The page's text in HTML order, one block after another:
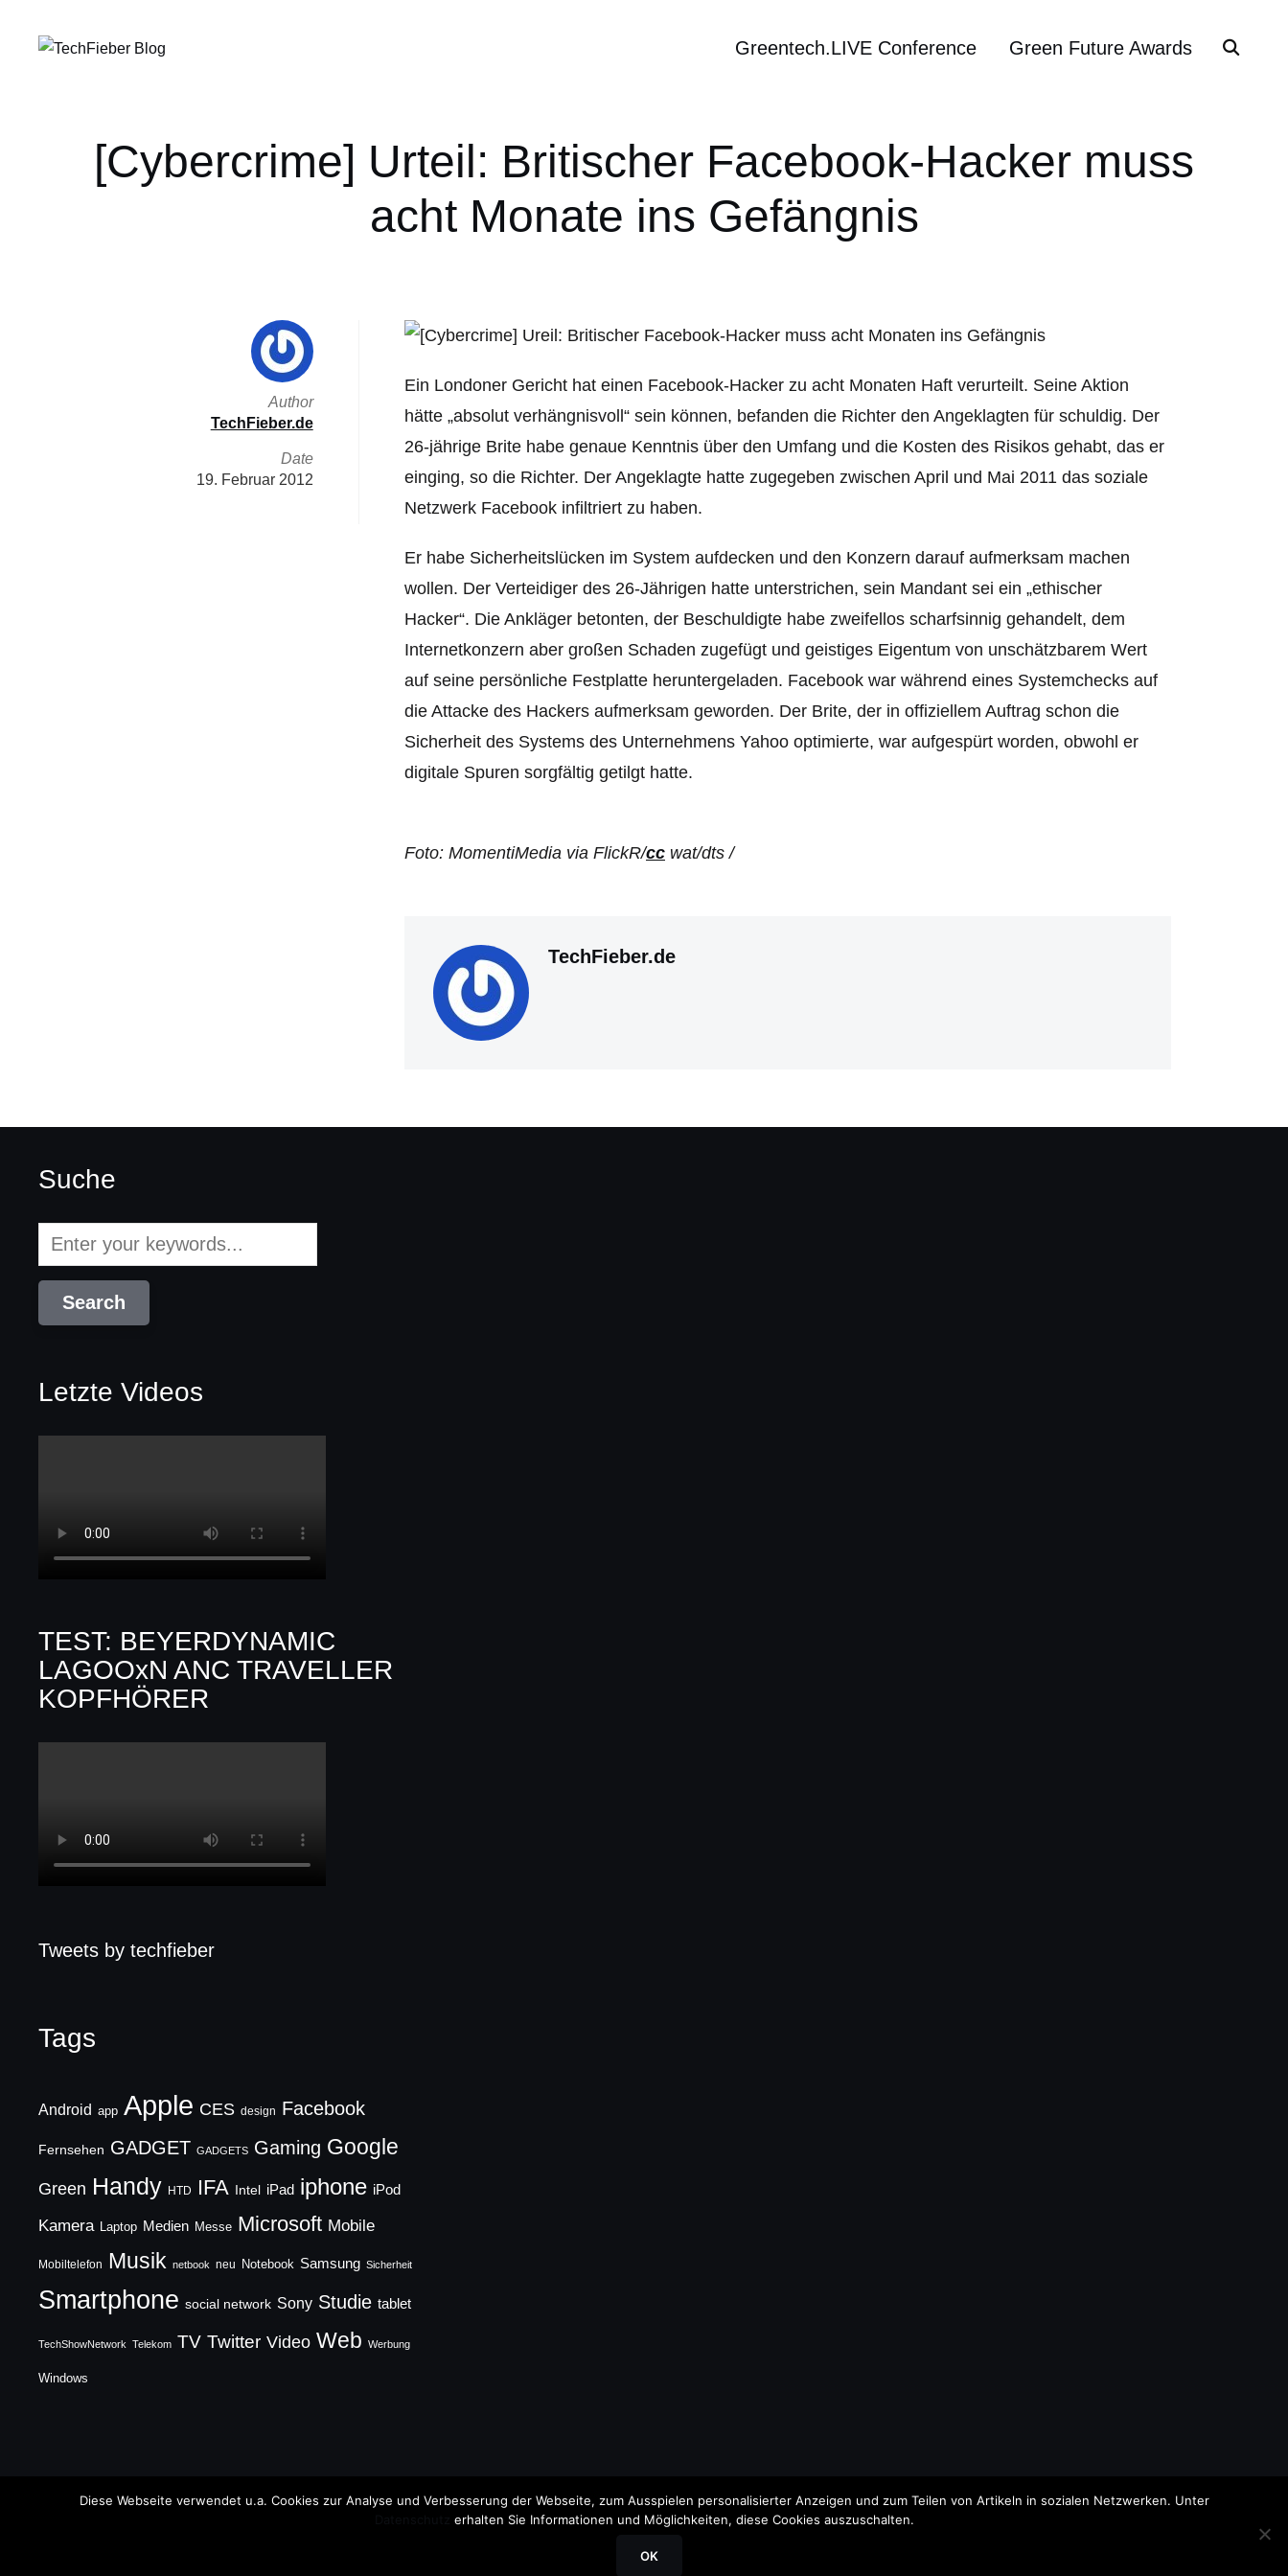
Greentech.LIVE Conference Green Future Awards
[Cybercrime] Urteil: Britischer Facebook-Hacker muss
acht Monate ins Gefängnis
Ein Londoner Gericht hat einen Facebook-Hacker zu acht Monaten Haft verurteilt. Seine Aktion
hätte „absolut verhängnisvoll“ sein können, befanden die Richter den Angeklagten für schuldig. Der
26-jährige Brite habe genaue Kenntnis über den Umfang und die Kosten des Risikos gehabt, das er
einging, so die Richter. Der Angeklagte hatte zugegeben zwischen April und Mai 2011 das soziale
Netzwerk Facebook infiltriert zu haben.
Er habe Sicherheitslücken im System aufdecken und den Konzern darauf aufmerksam machen
wollen. Der Verteidiger des 26-Jährigen hatte unterstrichen, sein Mandant sei ein „ethischer
Hacker“. Die Ankläger betonten, der Beschuldigte habe zweifellos scharfsinnig gehandelt, dem
Internetkonzern aber großen Schaden zugefügt und geistiges Eigentum von unschätzbarem Wert
auf seine persönliche Festplatte heruntergeladen. Facebook war während eines Systemchecks auf
die Attacke des Hackers aufmerksam geworden. Der Brite, der in offiziellem Auftrag schon die
Sicherheit des Systems des Unternehmens Yahoo optimierte, war aufgespürt worden, obwohl er
digitale Spuren sorgfältig getilgt hatte.
Foto: MomentiMedia via FlickR/cc wat/dts /
TechFieber.de
Author
TechFieber.de
Date
19. Februar 2012
Suche
Letzte Videos
TEST: BEYERDYNAMIC
LAGOOxN ANC TRAVELLER
KOPFHÖRER
Tweets by techfieber
Tags
Android app Apple CES design Facebook
Fernsehen GADGET GADGETS Gaming Google
Green Handy HTD IFA Intel iPad iphone iPod
Kamera Laptop Medien Messe Microsoft Mobile
Mobiltelefon Musik netbook neu Notebook Samsung Sicherheit
Smartphone social network Sony Studie tablet
TechShowNetwork Telekom TV Twitter Video Web Werbung
Windows
Copyright © 2026 TechFieber Blog
Diese Webseite verwendet u.a. Cookies zur Analyse und Verbesserung der Webseite, zum Ausspielen personalisierter Anzeigen und zum Teilen von Artikeln in sozialen Netzwerken. Unter
erhalten Sie Informationen und Möglichkeiten, diese Cookies auszuschalten.
OK